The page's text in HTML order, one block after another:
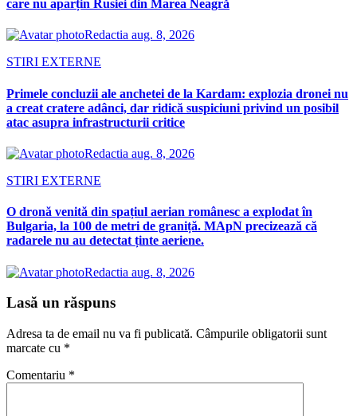
care nu aparțin Rusiei din Marea Neagră
Redactia aug. 8, 2026
STIRI EXTERNE
Primele concluzii ale anchetei de la Kardam: explozia dronei nu
a creat cratere adânci, dar ridică suspiciuni privind un posibil
atac asupra infrastructurii critice
Redactia aug. 8, 2026
STIRI EXTERNE
O dronă venită din spațiul aerian românesc a explodat în
Bulgaria, la 100 de metri de graniță. MApN precizează că
radarele nu au detectat ținte aeriene.
Redactia aug. 8, 2026
Lasă un răspuns
Adresa ta de email nu va fi publicată. Câmpurile obligatorii sunt
marcate cu *
Comentariu *